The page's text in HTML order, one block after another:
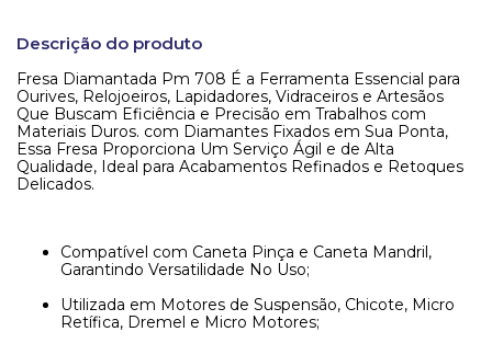
Descrição do produto
Fresa Diamantada Pm 708 É a Ferramenta Essencial para
Ourives, Relojoeiros, Lapidadores, Vidraceiros e Artesãos
Que Buscam Eficiência e Precisão em Trabalhos com
Materiais Duros. com Diamantes Fixados em Sua Ponta,
Essa Fresa Proporciona Um Serviço Ágil e de Alta
Qualidade, Ideal para Acabamentos Refinados e Retoques
Delicados.
Compatível com Caneta Pinça e Caneta Mandril,
Garantindo Versatilidade No Uso;
Utilizada em Motores de Suspensão, Chicote, Micro
Retífica, Dremel e Micro Motores;